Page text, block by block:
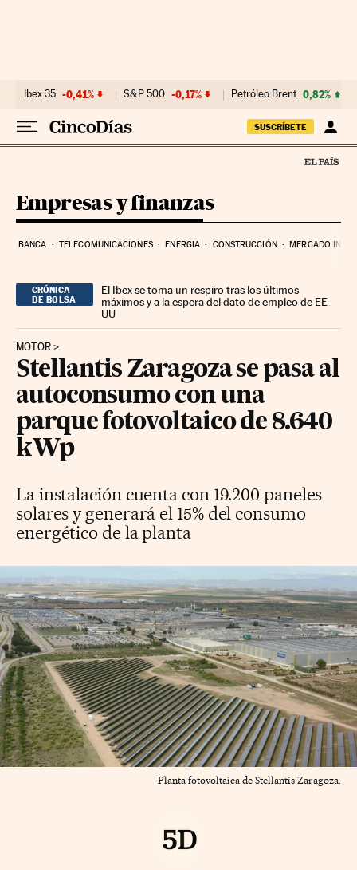
Ibex 35 -0,41% S&P 500 -0,17% Petróleo Brent 0,82%
SUSCRÍBETE
Empresas y finanzas
BANCA TELECOMUNICACIONES ENERGIA CONSTRUCCIÓN MERCADO
CRÓNICA
DE BOLSA
El Ibex se toma un respiro tras los últimos
máximos y a la espera del dato de empleo de EE
UU
MOTOR
Stellantis Zaragoza se pasa al
autoconsumo con una
parque fotovoltaico de 8.640
kWp
La instalación cuenta con 19.200 paneles
solares y generará el 15% del consumo
energético de la planta
Planta fotovoltaica de Stellantis Zaragoza.